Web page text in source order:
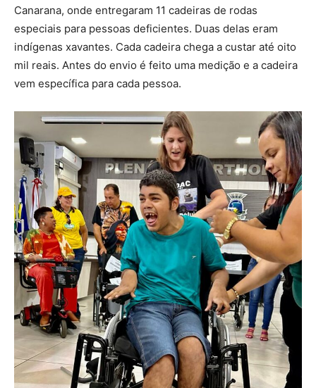
Canarana, onde entregaram 11 cadeiras de rodas
especiais para pessoas deficientes. Duas delas eram
indígenas xavantes. Cada cadeira chega a custar até oito
mil reais. Antes do envio é feito uma medição e a cadeira
vem específica para cada pessoa.